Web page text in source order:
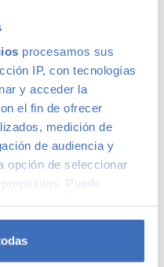
procesamos sus
IP, con tecnologías
y acceder la
el fin de ofrecer
medición de
de audiencia y
opción de seleccionar
Puede
cookies o clicando en
?
para tu tranquilidad
el adecuado para ti,
para probarlo.